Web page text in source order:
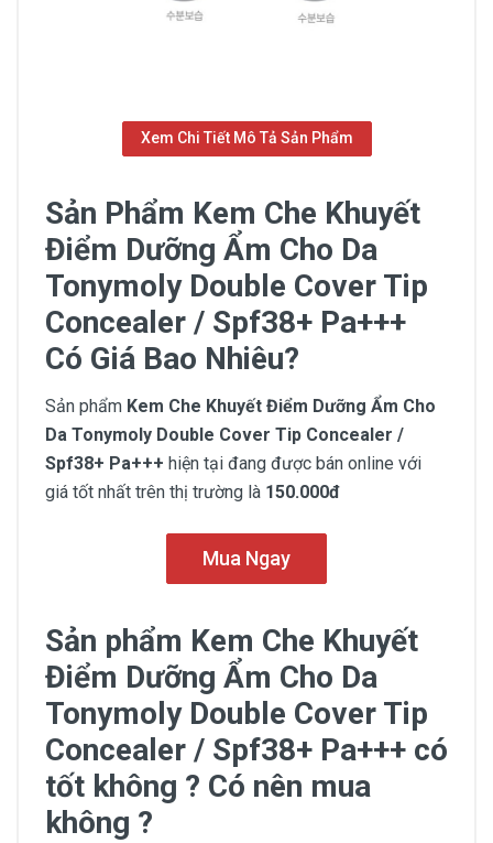
Xem Chi Tiết Mô Tả Sản Phẩm
Sản Phẩm Kem Che Khuyết
Điểm Dưỡng Ẩm Cho Da
Tonymoly Double Cover Tip
Concealer / Spf38+ Pa+++
Có Giá Bao Nhiêu?
Sản phẩm Kem Che Khuyết Điểm Dưỡng Ẩm Cho
Da Tonymoly Double Cover Tip Concealer /
Spf38+ Pa+++ hiện tại đang được bán online với
giá tốt nhất trên thị trường là 150.000đ
Mua Ngay
Sản phẩm Kem Che Khuyết
Điểm Dưỡng Ẩm Cho Da
Tonymoly Double Cover Tip
Concealer / Spf38+ Pa+++ có
tốt không ? Có nên mua
không ?